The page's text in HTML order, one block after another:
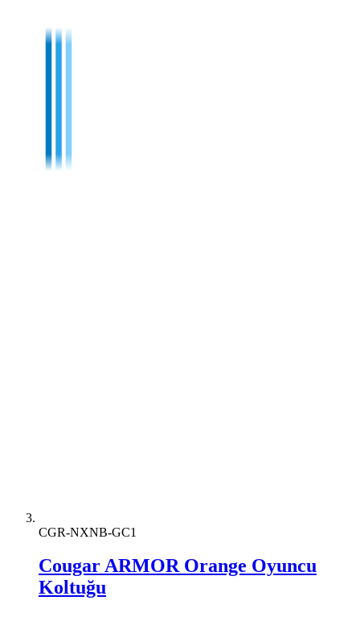
CGR-NXNB-GC1
Cougar ARMOR Orange Oyuncu
Koltuğu